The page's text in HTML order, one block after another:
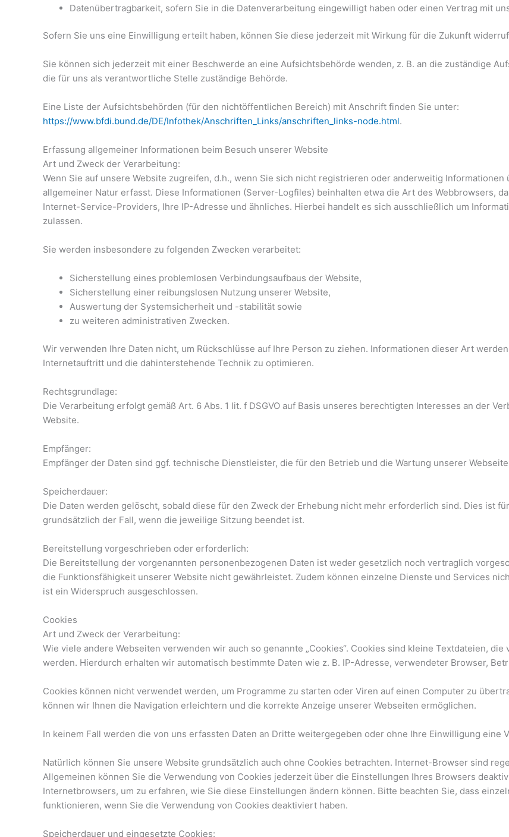
Datenübertragbarkeit, sofern Sie in die Datenverarbeitung eingewilligt haben oder einen Vertrag mit
Sofern Sie uns eine Einwilligung erteilt haben, können Sie diese jederzeit mit Wirkung für die Zukunft
Sie können sich jederzeit mit einer Beschwerde an eine Aufsichtsbehörde wenden, z. B. an die zuständige
die für uns als verantwortliche Stelle zuständige Behörde.
Eine Liste der Aufsichtsbehörden (für den nichtöffentlichen Bereich) mit Anschrift finden Sie unter:
https://www.bfdi.bund.de/DE/Infothek/Anschriften_Links/anschriften_links-node.html.
Erfassung allgemeiner Informationen beim Besuch unserer Website
Art und Zweck der Verarbeitung:
Wenn Sie auf unsere Website zugreifen, d.h., wenn Sie sich nicht registrieren oder anderweitig
allgemeiner Natur erfasst. Diese Informationen (Server-Logfiles) beinhalten etwa die Art des Webbrowsers,
Internet-Service-Providers, Ihre IP-Adresse und ähnliches. Hierbei handelt es sich ausschließlich um
zulassen.
Sie werden insbesondere zu folgenden Zwecken verarbeitet:
Sicherstellung eines problemlosen Verbindungsaufbaus der Website,
Sicherstellung einer reibungslosen Nutzung unserer Website,
Auswertung der Systemsicherheit und -stabilität sowie
zu weiteren administrativen Zwecken.
Wir verwenden Ihre Daten nicht, um Rückschlüsse auf Ihre Person zu ziehen. Informationen dieser Art
Internetauftritt und die dahinterstehende Technik zu optimieren.
Rechtsgrundlage:
Die Verarbeitung erfolgt gemäß Art. 6 Abs. 1 lit. f DSGVO auf Basis unseres berechtigten Interesses an der
Website.
Empfänger:
Empfänger der Daten sind ggf. technische Dienstleister, die für den Betrieb und die Wartung unserer
Speicherdauer:
Die Daten werden gelöscht, sobald diese für den Zweck der Erhebung nicht mehr erforderlich sind. Dies ist
grundsätzlich der Fall, wenn die jeweilige Sitzung beendet ist.
Bereitstellung vorgeschrieben oder erforderlich:
Die Bereitstellung der vorgenannten personenbezogenen Daten ist weder gesetzlich noch vertraglich
die Funktionsfähigkeit unserer Website nicht gewährleistet. Zudem können einzelne Dienste und Services
ist ein Widerspruch ausgeschlossen.
Cookies
Art und Zweck der Verarbeitung:
Wie viele andere Webseiten verwenden wir auch so genannte „Cookies“. Cookies sind kleine Textdateien,
werden. Hierdurch erhalten wir automatisch bestimmte Daten wie z. B. IP-Adresse, verwendeter Browser,
Cookies können nicht verwendet werden, um Programme zu starten oder Viren auf einen Computer zu
können wir Ihnen die Navigation erleichtern und die korrekte Anzeige unserer Webseiten ermöglichen.
In keinem Fall werden die von uns erfassten Daten an Dritte weitergegeben oder ohne Ihre Einwilligung eine
Natürlich können Sie unsere Website grundsätzlich auch ohne Cookies betrachten. Internet-Browser sind
Allgemeinen können Sie die Verwendung von Cookies jederzeit über die Einstellungen Ihres Browsers
Internetbrowsers, um zu erfahren, wie Sie diese Einstellungen ändern können. Bitte beachten Sie, dass
funktionieren, wenn Sie die Verwendung von Cookies deaktiviert haben.
Speicherdauer und eingesetzte Cookies: